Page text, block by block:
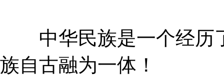
中华民族是一个经历
族自古融为一体！